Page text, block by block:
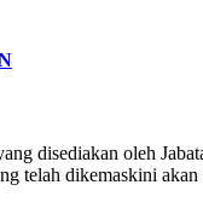
disediakan oleh
telah dikemaskini